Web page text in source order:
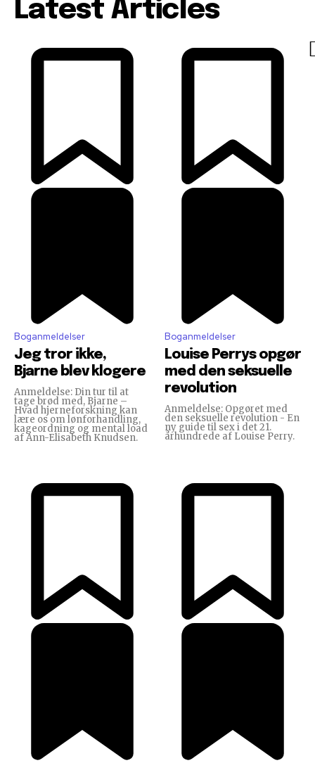
Latest Articles
Boganmeldelser
Jeg tror ikke,
Bjarne blev klogere
Anmeldelse: Din tur til at
tage brød med, Bjarne –
Hvad hjerneforskning kan
lære os om lønforhandling,
kageordning og mental load
af Ann-Elisabeth Knudsen.
Boganmeldelser
Louise Perrys opgør
med den seksuelle
revolution
Anmeldelse: Opgøret med
den seksuelle revolution - En
ny guide til sex i det 21.
århundrede af Louise Perry.